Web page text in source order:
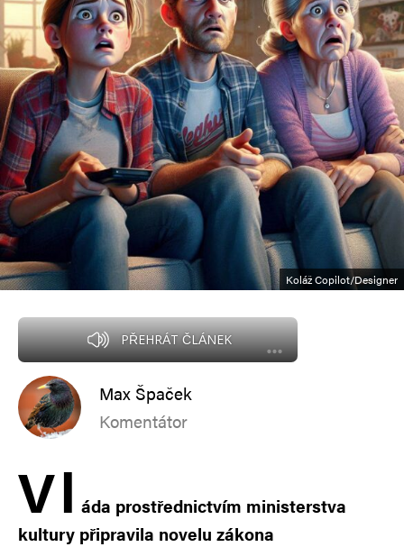
Koláž Copilot/Designer
PŘEHRÁT ČLÁNEK
Max Špaček
Komentátor
Vl áda prostřednictvím ministerstva
kultury připravila novelu zákona